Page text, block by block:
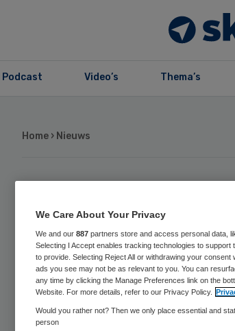
Podcast Video’s Thema’s
Home › Nieuws
kost
euro
We Care About Your Privacy
We and our 887 partners store and access personal data,
Selecting I Accept enables tracking technologies to
to provide. Selecting Reject All or withdrawing your
ads you see may not be as relevant to you. You can
any time by clicking the Manage Preferences link on the
Website. For more details, refer to our Privacy Policy.
Would you rather not? Then we only place essential and
person